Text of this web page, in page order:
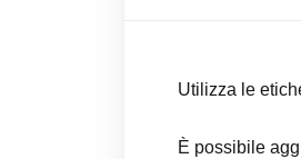
Utilizza le
È possibile